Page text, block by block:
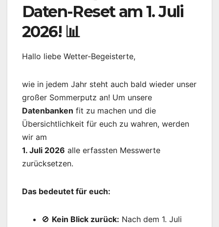
Daten-Reset am 1. Juli
2026! 📊
Hallo liebe Wetter-Begeisterte,
wie in jedem Jahr steht auch bald wieder unser
großer Sommerputz an! Um unsere
Datenbanken fit zu machen und die
Übersichtlichkeit für euch zu wahren, werden
wir am
1. Juli 2026 alle erfassten Messwerte
zurücksetzen.
Das bedeutet für euch:
🚫 Kein Blick zurück: Nach dem 1. Juli